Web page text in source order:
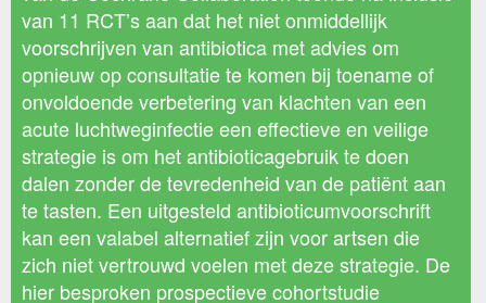
van 11 RCT’s aan dat het niet onmiddellijk
voorschrijven van antibiotica met advies om
opnieuw op consultatie te komen bij toename of
onvoldoende verbetering van klachten van een
acute luchtweginfectie een effectieve en veilige
strategie is om het antibioticagebruik te doen
dalen zonder de tevredenheid van de patiënt aan
te tasten. Een uitgesteld antibioticumvoorschrift
kan een valabel alternatief zijn voor artsen die
zich niet vertrouwd voelen met deze strategie. De
hier besproken prospectieve cohortstudie